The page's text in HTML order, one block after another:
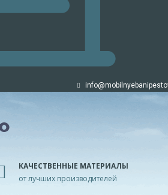
КАЧЕСТВЕННЫЕ МАТЕРИАЛЫ
от лучших производителей